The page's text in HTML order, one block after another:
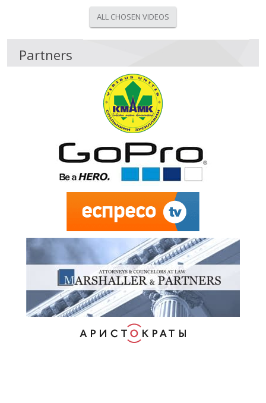
ALL CHOSEN VIDEOS
Partners